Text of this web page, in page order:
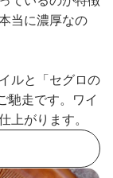
当に濃厚なの
ルと「セグロの
馳走です。ワイ
上がります。